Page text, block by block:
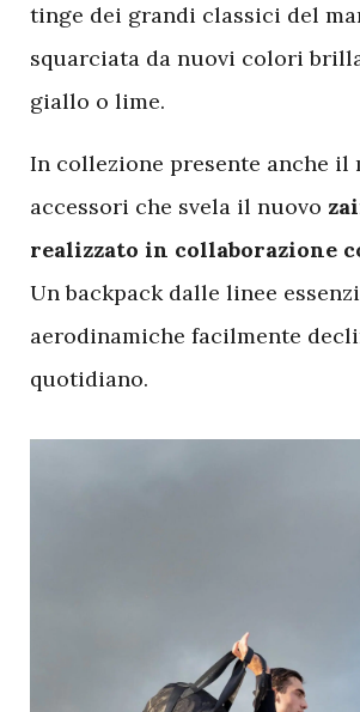
tinge dei grandi classici del
squarciata da nuovi colori
giallo o lime.
In collezione presente anche il
accessori che svela il nuovo
realizzato in collaborazione
Un backpack dalle linee
aerodinamiche facilmente
quotidiano.